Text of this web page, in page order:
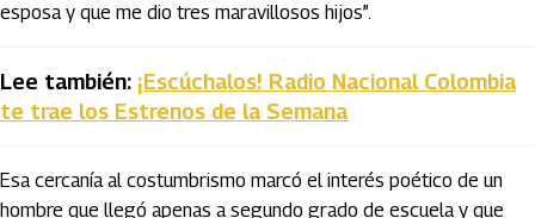
esposa y que me dio tres maravillosos hijos”.
Lee también: ¡Escúchalos! Radio Nacional Colombia
te trae los Estrenos de la Semana
Esa cercanía al costumbrismo marcó el interés poético de un
hombre que llegó apenas a segundo grado de escuela y que